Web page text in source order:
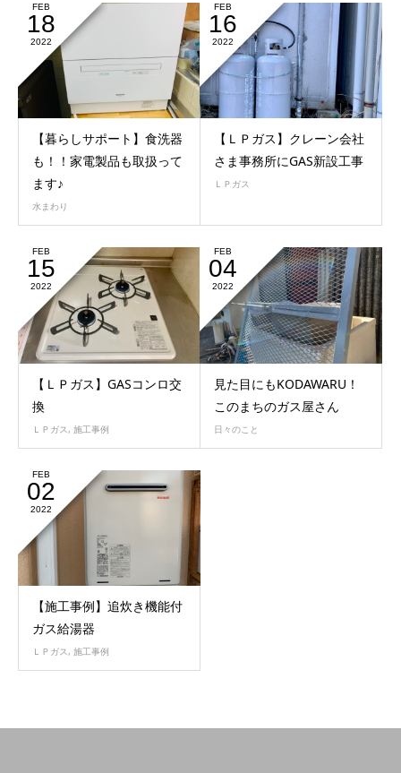
FEB
18
2022
【暮らしサポート】食洗器
も！！家電製品も取扱って
ます♪
水まわり
FEB
16
2022
【ＬＰガス】クレーン会社
さま事務所にGAS新設工事
ＬＰガス
FEB
15
2022
【ＬＰガス】GASコンロ交
換
ＬＰガス , 施工事例
FEB
04
2022
見た目にもKODAWARU！
このまちのガス屋さん
日々のこと
FEB
02
2022
【施工事例】追炊き機能付
ガス給湯器
ＬＰガス, 施工事例